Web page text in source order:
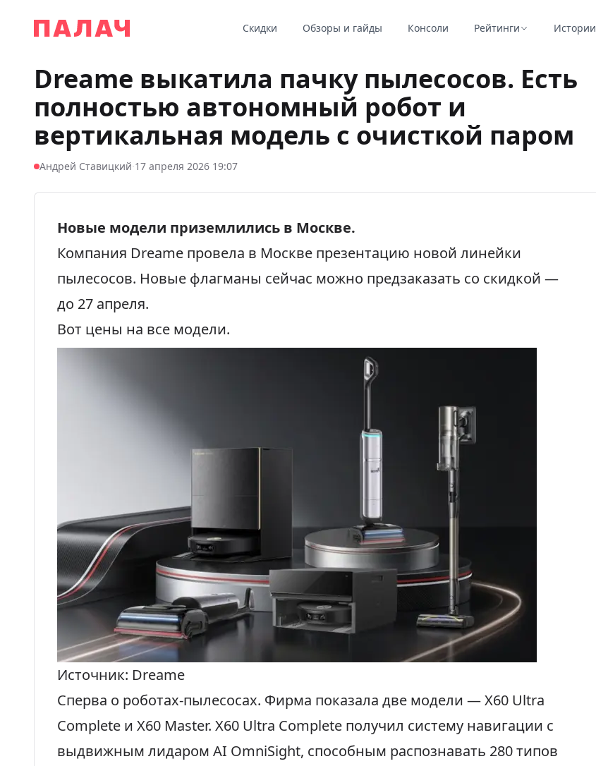
Палач
Скидки Обзоры и гайды Консоли Рейтинги Истории
Dreame выкатила пачку пылесосов. Есть
полностью автономный робот и
вертикальная модель с очисткой паром
Андрей Ставицкий·17 апреля 2026 19:07
Новые модели приземлились в Москве.
Компания Dreame провела в Москве презентацию новой линейки
пылесосов. Новые флагманы сейчас можно предзаказать со скидкой —
до 27 апреля.
Вот цены на все модели.
Источник: Dreame
Сперва о роботах-пылесосах. Фирма показала две модели — X60 Ultra
Complete и X60 Master. X60 Ultra Complete получил систему навигации с
выдвижным лидаром AI OmniSight, способным распознавать 280 типов